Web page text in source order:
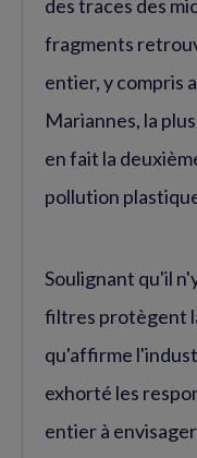
des traces des
fragments
entier, y compris
Mariannes, la
en fait la
pollution
Soulignant qu'il
filtres protègent
qu'affirme
exhorté les
entier à